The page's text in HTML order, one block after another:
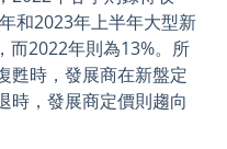
和2023年上半年大型新
而2022年則為13%。所
甦時，發展商在新盤定
時，發展商定價則趨向